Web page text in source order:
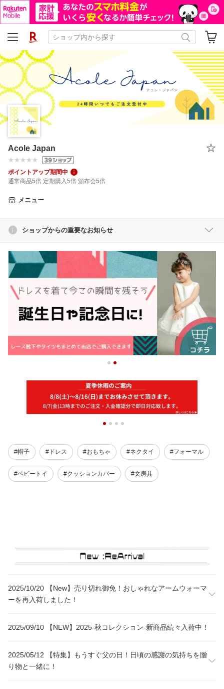
Acole Japan
ポイントアップ期間中
通常商品5倍 定期購入5倍 頒布会5倍
メニュー
ショップからの重要なお知らせ
#帽子 #ドレス #おもちゃ #ネクタイ #フォーマル
#ベビートイ #クッションカバー #文房具
2025/10/20 【New】売り切れ御免！おしゃれなアームウォーマ
ーを再入荷しました！
2025/09/10 【NEW】2025-秋コレクション-新商品続々入荷中！
2025/05/12 【特集】もうすぐ父の日！日頃の感謝の気持ちを贈
り物と一緒に！